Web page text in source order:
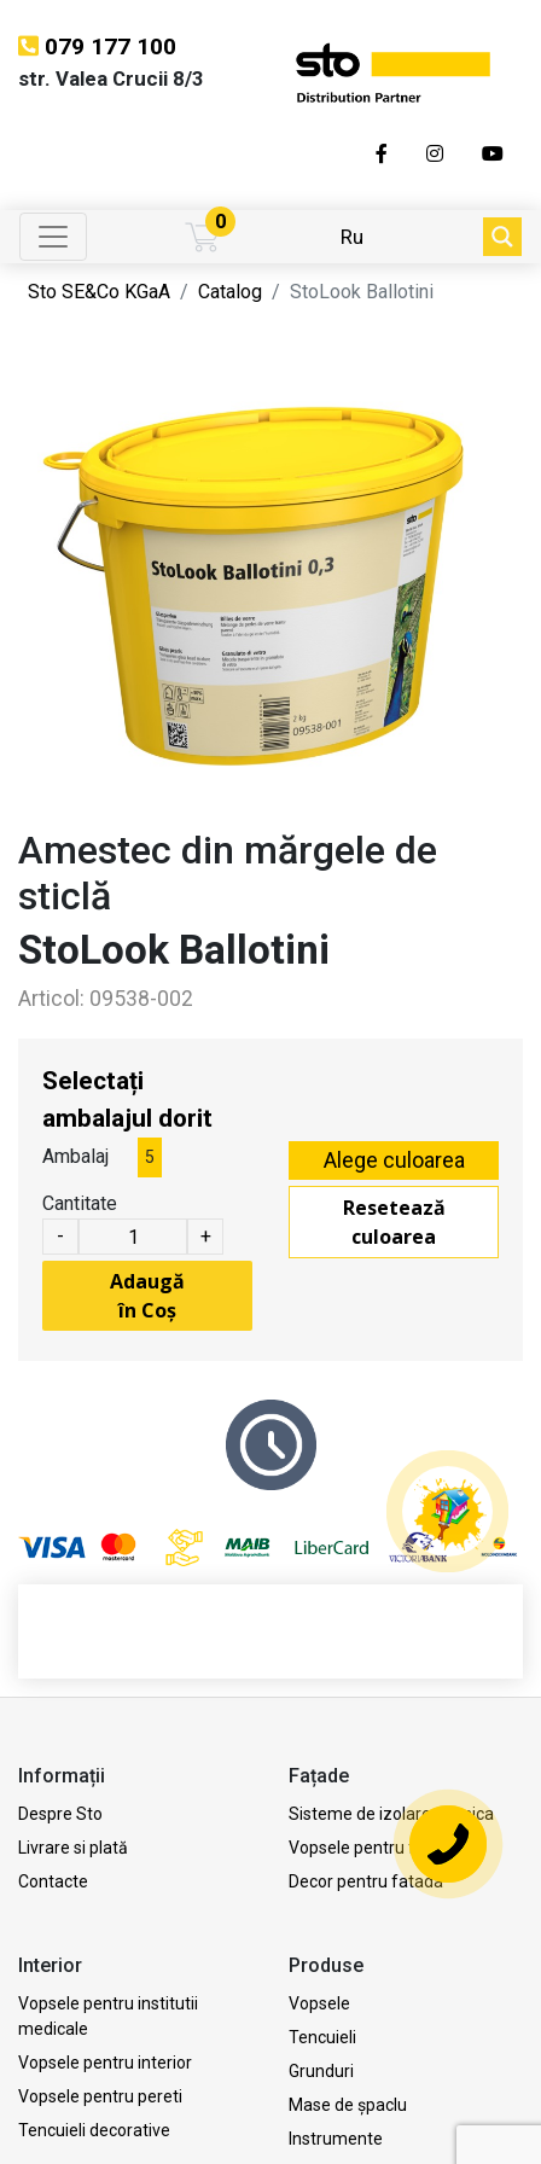
079 177 100
str. Valea Crucii 8/3
0
Ru
Sto SE&Co KGaA Catalog StoLook Ballotini
Amestec din mărgele de
sticlă
StoLook Ballotini
Articol: 09538-002
Selectați
ambalajul dorit
Ambalaj 5
Cantitate
-
+
Adaugă
în Coș
Resetează
culoarea
Informații
Despre Sto
Livrare si plată
Contacte
Fațade
Sisteme de izolare termica
Vopsele pentru fatada
Decor pentru fatada
Interior
Vopsele pentru institutii
medicale
Vopsele pentru interior
Vopsele pentru pereti
Tencuieli decorative
Produse
Vopsele
Tencuieli
Grunduri
Mase de șpaclu
Instrumente